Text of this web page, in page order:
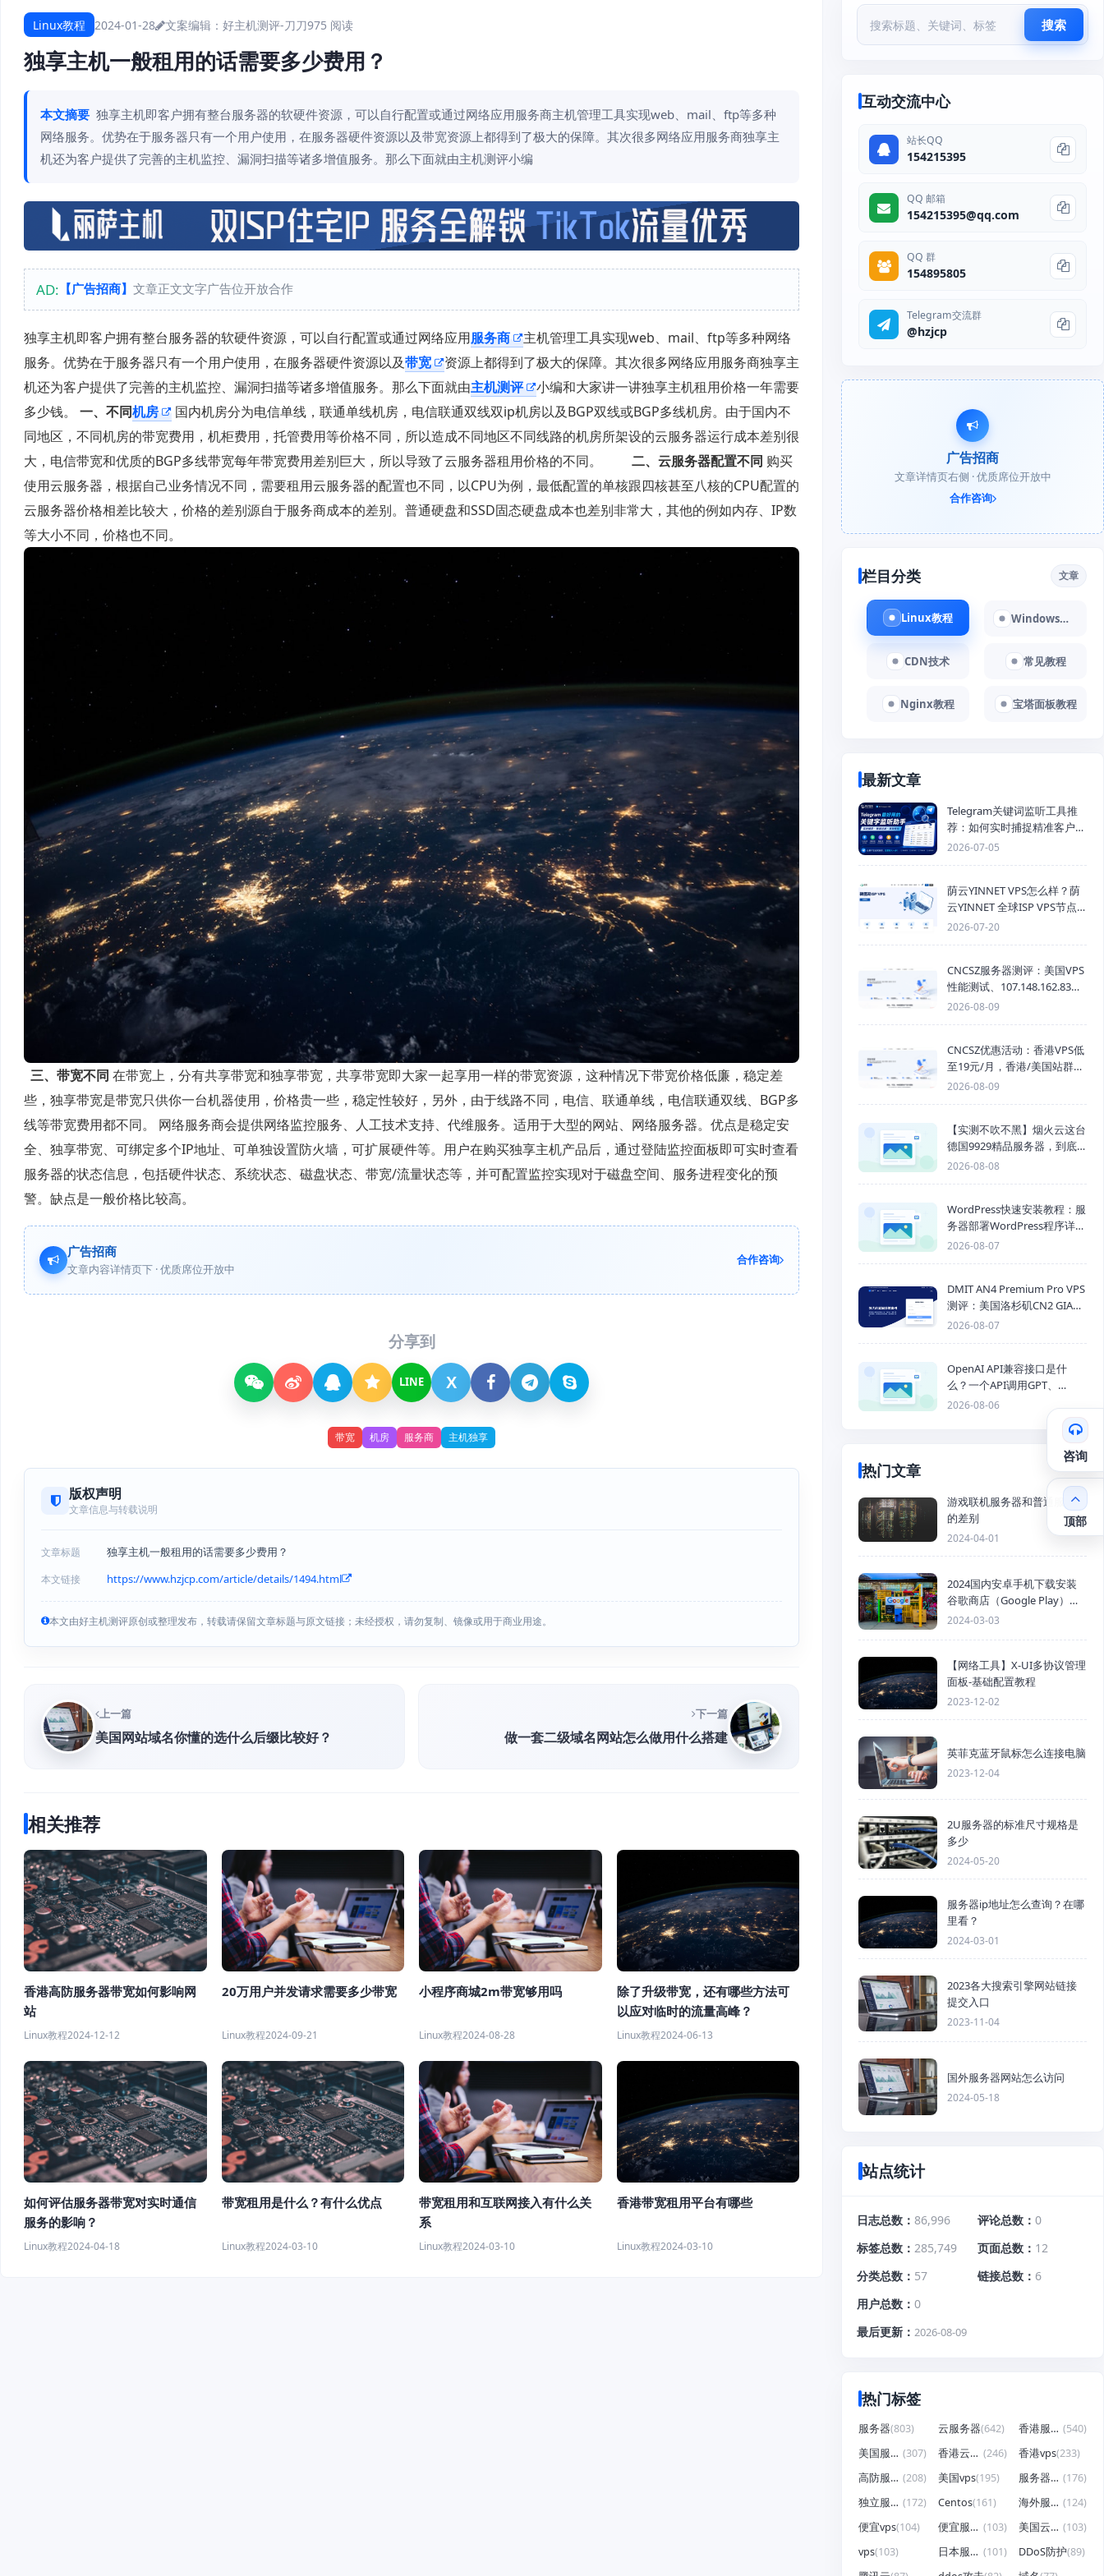
Linux教程 2024-01-28 文案编辑：好主机测评-刀刀975 阅读
独享主机一般租用的话需要多少费用？
本文摘要 独享主机即客户拥有整台服务器的软硬件资源，可以自行配置或通过网络应用服务商主机管理工具实现web、mail、ftp等多种
网络服务。优势在于服务器只有一个用户使用，在服务器硬件资源以及带宽资源上都得到了极大的保障。其次很多网络应用服务商独享主
机还为客户提供了完善的主机监控、漏洞扫描等诸多增值服务。那么下面就由主机测评小编
AD: 【广告招商】 文章正文文字广告位开放合作
独享主机即客户拥有整台服务器的软硬件资源，可以自行配置或通过网络应用服务商
主机管理工具实现web、mail、ftp等多种网络
服务。优势在于服务器只有一个用户使用，在服务器硬件资源以及带宽
资源上都得到了极大的保障。其次很多网络应用服务商独享主
机还为客户提供了完善的主机监控、漏洞扫描等诸多增值服务。那么下面就由主机测评
小编和大家讲一讲独享主机租用价格一年需要
多少钱。 一、不同机房
国内机房分为电信单线，联通单线机房，电信联通双线双ip机房以及BGP双线或BGP多线机房。由于国内不
同地区，不同机房的带宽费用，机柜费用，托管费用等价格不同，所以造成不同地区不同线路的机房所架设的云服务器运行成本差别很
大，电信带宽和优质的BGP多线带宽每年带宽费用差别巨大，所以导致了云服务器租用价格的不同。
二、云服务器配置不同 购买
使用云服务器，根据自己业务情况不同，需要租用云服务器的配置也不同，以CPU为例，最低配置的单核跟四核甚至八核的CPU配置的
云服务器价格相差比较大，价格的差别源自于服务商成本的差别。普通硬盘和SSD固态硬盘成本也差别非常大，其他的例如内存、IP数
等大小不同，价格也不同。
三、带宽不同 在带宽上，分有共享带宽和独享带宽，共享带宽即大家一起享用一样的带宽资源，这种情况下带宽价格低廉，稳定差
些，独享带宽是带宽只供你一台机器使用，价格贵一些，稳定性较好，另外，由于线路不同，电信、联通单线，电信联通双线、BGP多
线等带宽费用都不同。 网络服务商会提供网络监控服务、人工技术支持、代维服务。适用于大型的网站、网络服务器。优点是稳定安
全、独享带宽、可绑定多个IP地址、可单独设置防火墙，可扩展硬件等。用户在购买独享主机产品后，通过登陆监控面板即可实时查看
服务器的状态信息，包括硬件状态、系统状态、磁盘状态、带宽/流量状态等，并可配置监控实现对于磁盘空间、服务进程变化的预
警。缺点是一般价格比较高。
广告招商
文章内容详情页下 · 优质席位开放中
合作咨询
分享到
LINE X
带宽 机房 服务商 主机独享
版权声明
文章信息与转载说明
文章标题 独享主机一般租用的话需要多少费用？
本文链接 https://www.hzjcp.com/article/details/1494.html
本文由好主机测评原创或整理发布，转载请保留文章标题与原文链接；未经授权，请勿复制、镜像或用于商业用途。
上一篇
美国网站域名你懂的选什么后缀比较好？
下一篇
做一套二级域名网站怎么做用什么搭建
相关推荐
香港高防服务器带宽如何影响网
站
Linux教程2024-12-12
20万用户并发请求需要多少带宽
Linux教程2024-09-21
小程序商城2m带宽够用吗
Linux教程2024-08-28
除了升级带宽，还有哪些方法可
以应对临时的流量高峰？
Linux教程2024-06-13
如何评估服务器带宽对实时通信
服务的影响？
Linux教程2024-04-18
带宽租用是什么？有什么优点
Linux教程2024-03-10
带宽租用和互联网接入有什么关
系
Linux教程2024-03-10
香港带宽租用平台有哪些
Linux教程2024-03-10
搜索
互动交流中心
站长QQ
154215395
QQ 邮箱
154215395@qq.com
QQ 群
154895805
Telegram交流群
@hzjcp
广告招商
文章详情页右侧 · 优质席位开放中
合作咨询
栏目分类 文章
Linux教程 Windows教程
CDN技术 常见教程
Nginx教程 宝塔面板教程
最新文章
Telegram关键词监听工具推
荐：如何实时捕捉精准客户，
提高获客效率？
2026-07-05
荫云YINNET VPS怎么样？荫
云YINNET 全球ISP VPS节点
与双ISP 服务器推荐
2026-07-20
CNCSZ服务器测评：美国VPS
性能测试、107.148.162.83线
路测速与网络评测
2026-08-09
CNCSZ优惠活动：香港VPS低
至19元/月，香港/美国站群服
务器首月半价，物理机399元/
2026-08-09
【实测不吹不黑】烟火云这台
德国9929精品服务器，到底
能不能打？
2026-08-08
WordPress快速安装教程：服
务器部署WordPress程序详细
步骤
2026-08-07
DMIT AN4 Premium Pro VPS
测评：美国洛杉矶CN2 GIA三
网优化线路性能测试
2026-08-07
OpenAI API兼容接口是什
么？一个API调用GPT、
Claude、Gemini、DeepSeek
2026-08-06
热门文章
游戏联机服务器和普通服务器
的差别
2024-04-01
2024国内安卓手机下载安装
谷歌商店（Google Play）详
细步骤
2024-03-03
【网络工具】X-UI多协议管理
面板-基础配置教程
2023-12-02
英菲克蓝牙鼠标怎么连接电脑
2023-12-04
2U服务器的标准尺寸规格是
多少
2024-05-20
服务器ip地址怎么查询？在哪
里看？
2024-03-01
2023各大搜索引擎网站链接
提交入口
2023-11-04
国外服务器网站怎么访问
2024-05-18
站点统计
日志总数 86,996 评论总数
0
标签总数
285,749 页面总数
12
分类总数
57 链接总数
6
用户总数
0
最后更新
2026-08-09
热门标签
服务器(803) 云服务器(642) 香港服务器 (540)
美国服务器 (307) 香港云服务器 (246) 香港vps(233)
高防服务器 (208) 美国vps(195) 服务器租用 (176)
独立服务器 (172) Centos(161) 海外服务器 (124)
便宜vps(104) 便宜服务器 (103) 美国云服务器 (103)
vps(103) 日本服务器 (101) DDoS防护(89)
咨询
顶部